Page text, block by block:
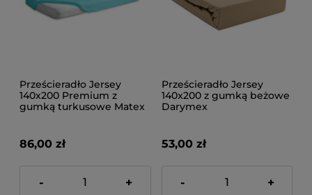
Prześcieradło Jersey
140x200 Premium z
gumką turkusowe Matex
86,00 zł
- +
Prześcieradło Jersey
140x200 z gumką beżowe
Darymex
53,00 zł
- +